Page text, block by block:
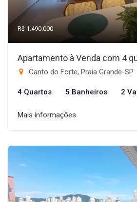
R$ 1.490.000
Apartamento à Venda com 4
Canto do Forte, Praia Grande-SP
4 Quartos 5 Banheiros 2
Mais informações